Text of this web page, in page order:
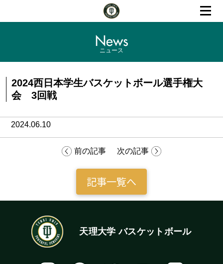
News
ニュース
2024西日本学生バスケットボール選手権大
会 3回戦
2024.06.10
前の記事 次の記事
記事一覧へ
天理大学 バスケットボール